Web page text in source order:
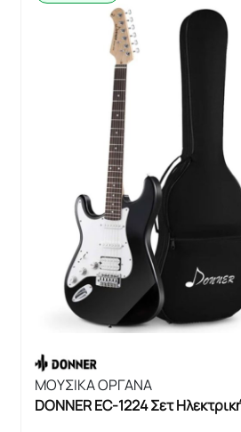
ΜΟΥΣΙΚΑ ΟΡΓΑΝΑ
DONNER EC-1224 Σετ